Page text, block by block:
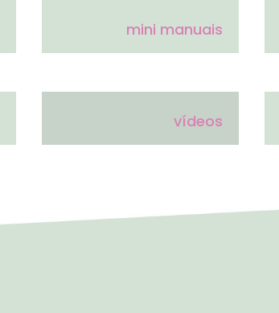
mini manuais
vídeos